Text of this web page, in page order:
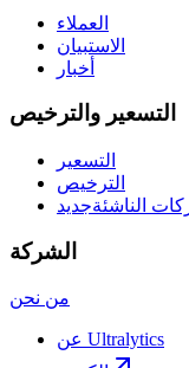
العملاء
الاستبيان
أخبار
التسعير والترخيص
التسعير
الترخيص
الناشئةجديد
الشركة
من نحن
عن Ultralytics